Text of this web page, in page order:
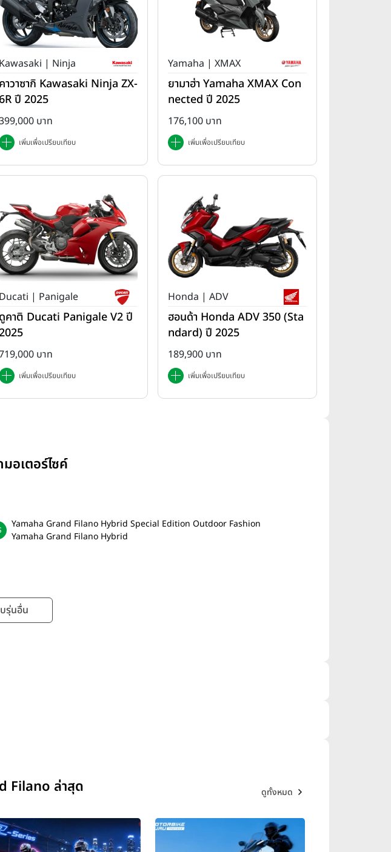
Kawasaki | Ninja
คาวาซากิ Kawasaki Ninja ZX-
ปี 2025
บาท
เพิ่มเพื่อเปรียบเทียบ
Yamaha | XMAX
ยามาฮ่า Yamaha XMAX Con
nected ปี 2025
176,100 บาท
เพิ่มเพื่อเปรียบเทียบ
Ducati | Panigale
ดูคาติ Ducati Panigale V2 ปี
บาท
เพิ่มเพื่อเปรียบเทียบ
Honda | ADV
ฮอนด้า Honda ADV 350 (Sta
ndard) ปี 2025
189,900 บาท
เพิ่มเพื่อเปรียบเทียบ
อเตอร์ไซค์
Yamaha Grand Filano Hybrid Special Edition Outdoor Fashion
Yamaha Grand Filano Hybrid
รุ่นอื่น
Filano ล่าสุด ดูทั้งหมด